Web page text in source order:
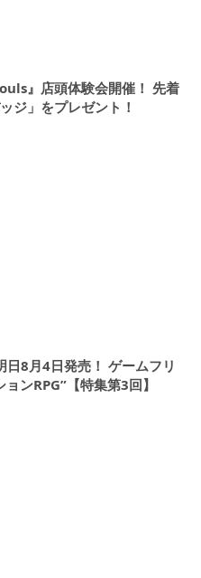
』店頭体験会開催！ 先着
ジ」をプレゼント！
8月4日発売！ ゲームフリ
ンRPG”【特集第3回】